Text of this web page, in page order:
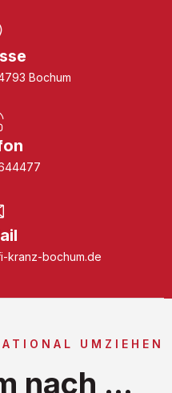
Bochum
kranz-bochum.de
UMZIEHEN
nach ...